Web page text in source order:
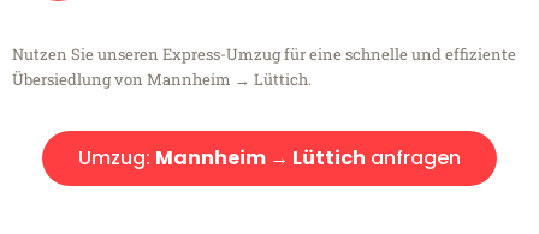
Nutzen Sie unseren Express-Umzug für eine schnelle und effiziente
Übersiedlung von Mannheim → Lüttich.
Umzug: Mannheim → Lüttich anfragen